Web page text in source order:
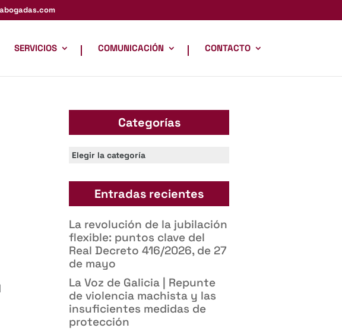
SERVICIOS COMUNICACIÓN CONTACTO
Categorías
Categorías
Entradas recientes
La revolución de la jubilación
flexible: puntos clave del
Real Decreto 416/2026, de 27
de mayo
La Voz de Galicia | Repunte
de violencia machista y las
insuficientes medidas de
protección